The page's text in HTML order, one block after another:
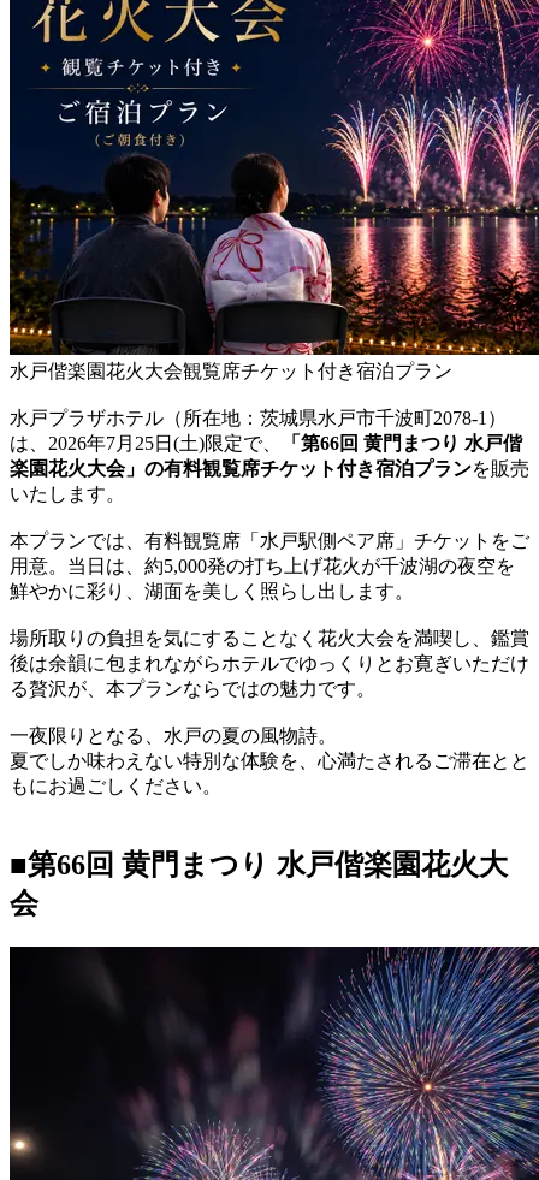
水戸偕楽園花火大会観覧席チケット付き宿泊プラン
水戸プラザホテル（所在地：茨城県水戸市千波町2078-1）
は、2026年7月25日(土)限定で、
「第66回 黄門まつり 水戸偕
楽園花火大会」の有料観覧席チケット付き宿泊プランを販売
いたします。
本プランでは、有料観覧席「水戸駅側ペア席」チケットをご
用意。当日は、約5,000発の打ち上げ花火が千波湖の夜空を
鮮やかに彩り、湖面を美しく照らし出します。
場所取りの負担を気にすることなく花火大会を満喫し、鑑賞
後は余韻に包まれながらホテルでゆっくりとお寛ぎいただけ
る贅沢が、本プランならではの魅力です。
一夜限りとなる、水戸の夏の風物詩。
夏でしか味わえない特別な体験を、心満たされるご滞在とと
もにお過ごしください。
■第66回 黄門まつり 水戸偕楽園花火大
会